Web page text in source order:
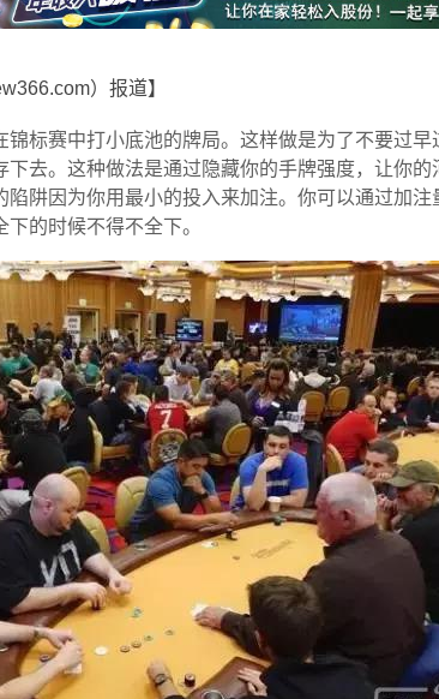
）报道】
标赛中打小底池的牌局。这样做是为了不要过早
下去。这种做法是通过隐藏你的手牌强度，让你的
陷阱因为你用最小的投入来加注。你可以通过加
的时候不得不全下。